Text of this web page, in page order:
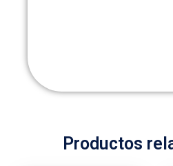
Productos